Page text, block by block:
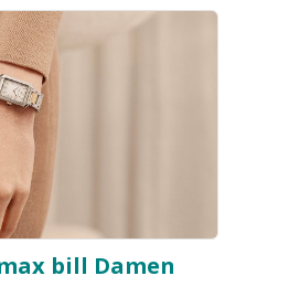
bill Damen